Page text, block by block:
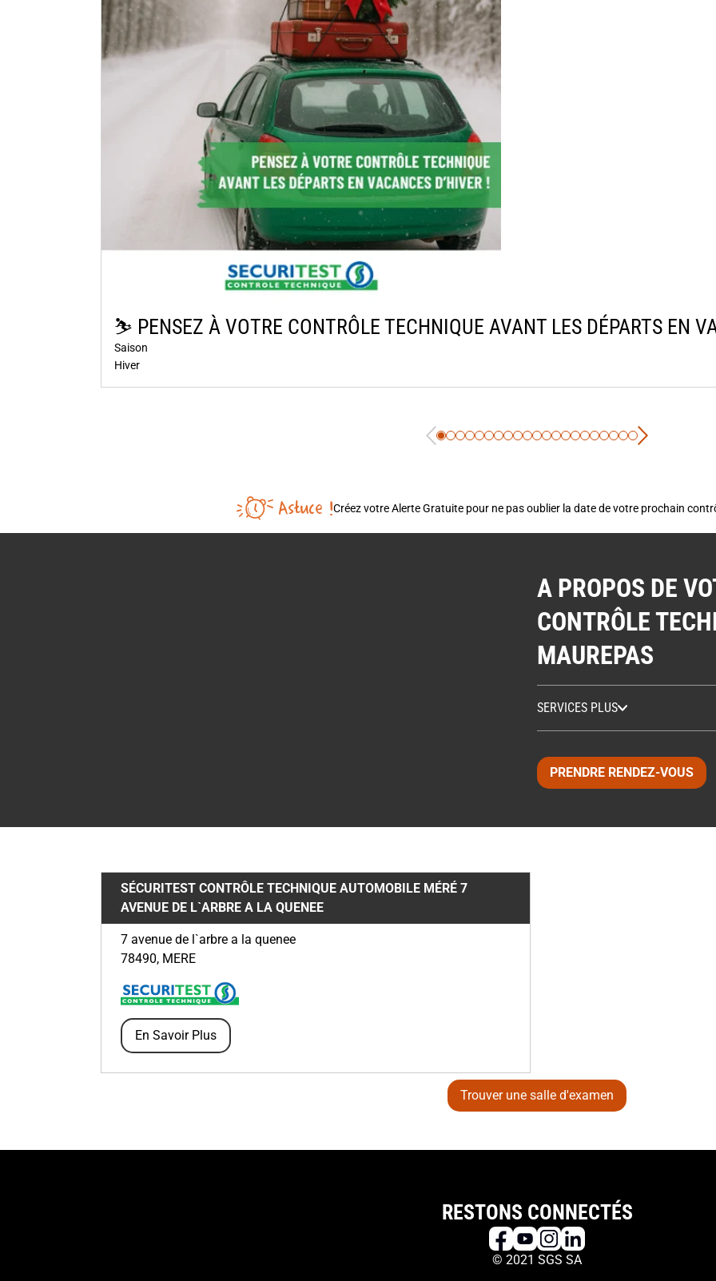
⛷️​ PENSEZ À VOTRE CONTRÔLE TECHNIQUE AVANT LES DÉPARTS EN
Saison
Hiver
Créez votre Alerte Gratuite pour ne pas oublier la date de votre prochain
A PROPOS DE
CONTRÔLE
MAUREPAS
SERVICES PLUS
PRENDRE RENDEZ-VOUS
SÉCURITEST CONTRÔLE TECHNIQUE AUTOMOBILE MÉRÉ 7
AVENUE DE L`ARBRE A LA QUENEE
7 avenue de l`arbre a la quenee
78490, MERE
En Savoir Plus
Trouver une salle d'examen
RESTONS CONNECTÉS
© 2021 SGS SA